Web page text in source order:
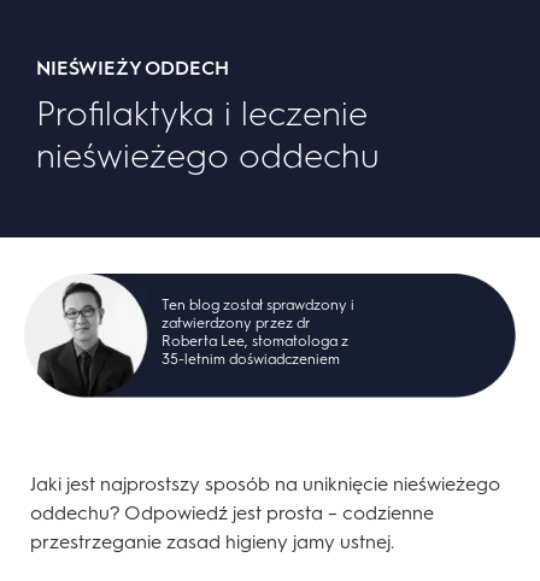
NIEŚWIEŻY ODDECH
Profilaktyka i leczenie
nieświeżego oddechu
Ten blog został sprawdzony i
zatwierdzony przez dr
Roberta Lee, stomatologa z
35-letnim doświadczeniem
Jaki jest najprostszy sposób na uniknięcie nieświeżego
oddechu? Odpowiedź jest prosta – codzienne
przestrzeganie zasad higieny jamy ustnej.